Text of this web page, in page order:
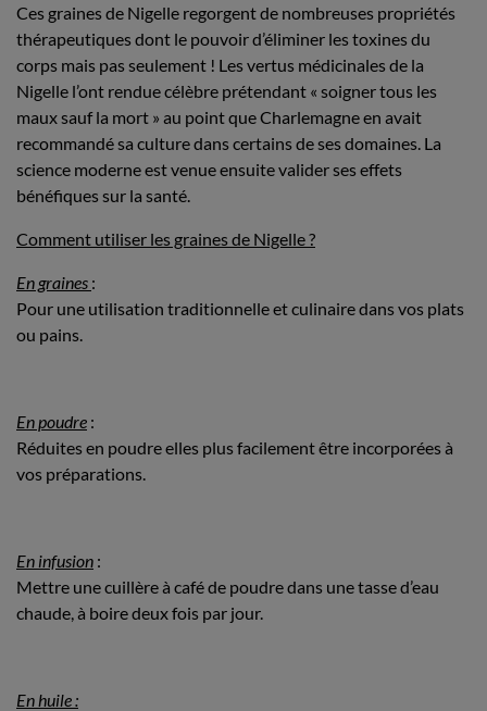
Ces graines de Nigelle regorgent de nombreuses propriétés
thérapeutiques dont le pouvoir d’éliminer les toxines du
corps mais pas seulement ! Les vertus médicinales de la
Nigelle l’ont rendue célèbre prétendant « soigner tous les
maux sauf la mort » au point que Charlemagne en avait
recommandé sa culture dans certains de ses domaines. La
science moderne est venue ensuite valider ses effets
bénéfiques sur la santé.
Comment utiliser les graines de Nigelle ?
En graines :
Pour une utilisation traditionnelle et culinaire dans vos plats
ou pains.
En poudre :
Réduites en poudre elles plus facilement être incorporées à
vos préparations.
En infusion :
Mettre une cuillère à café de poudre dans une tasse d’eau
chaude, à boire deux fois par jour.
En huile :